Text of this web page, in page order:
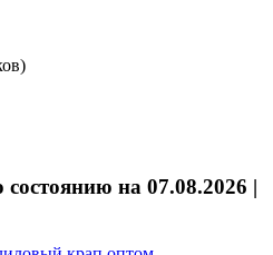
на 07.08.2026 |